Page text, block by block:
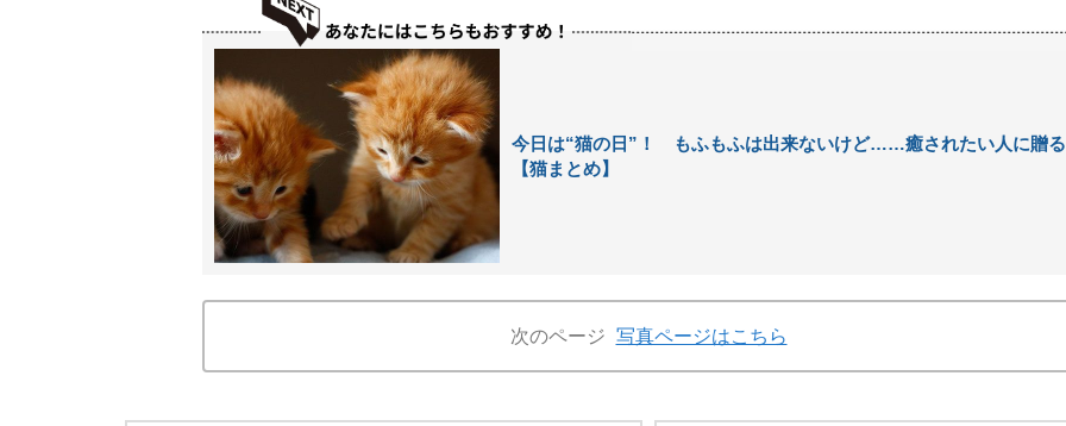
今日は“猫の日”！ もふもふは出来ないけど……癒されたい人に贈る
【猫まとめ】
次のページ 写真ページはこちら